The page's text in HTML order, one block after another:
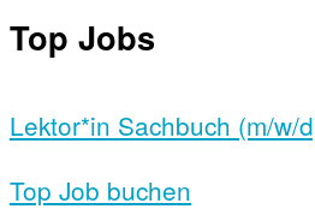
Top Jobs
Lektor*in Sachbuch (m/w/
Top Job buchen